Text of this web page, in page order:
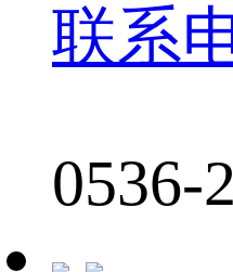
联系
0536-